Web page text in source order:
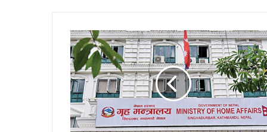
u
E
m
a
i
l
a
d
d